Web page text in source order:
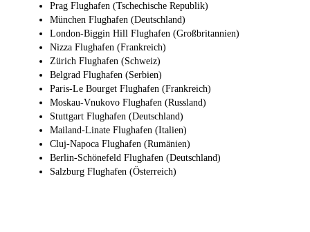
Prag Flughafen (Tschechische Republik)
München Flughafen (Deutschland)
London-Biggin Hill Flughafen (Großbritannien)
Nizza Flughafen (Frankreich)
Zürich Flughafen (Schweiz)
Belgrad Flughafen (Serbien)
Paris-Le Bourget Flughafen (Frankreich)
Moskau-Vnukovo Flughafen (Russland)
Stuttgart Flughafen (Deutschland)
Mailand-Linate Flughafen (Italien)
Cluj-Napoca Flughafen (Rumänien)
Berlin-Schönefeld Flughafen (Deutschland)
Salzburg Flughafen (Österreich)